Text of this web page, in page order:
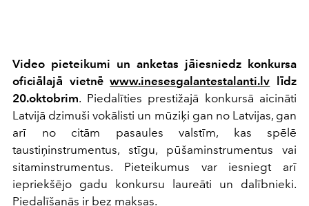
Video pieteikumi un anketas jāiesniedz konkursa
oficiālajā vietnēwww.inesesgalantestalanti.lv
līdz
20.oktobrim. Piedalīties prestižajā konkursā aicināti
Latvijā dzimuši vokālisti un mūziķi gan no Latvijas, gan
arī no citām pasaules valstīm, kas spēlē
taustiņinstrumentus, stīgu, pūšaminstrumentus vai
sitaminstrumentus. Pieteikumus var iesniegt arī
iepriekšējo gadu konkursu laureāti un dalībnieki.
Piedalīšanās ir bez maksas.